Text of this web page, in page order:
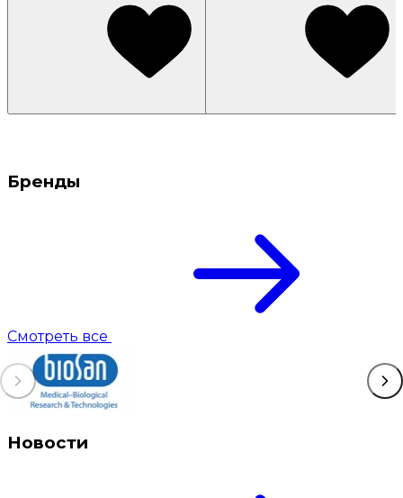
Бренды
Смотреть все
Новости